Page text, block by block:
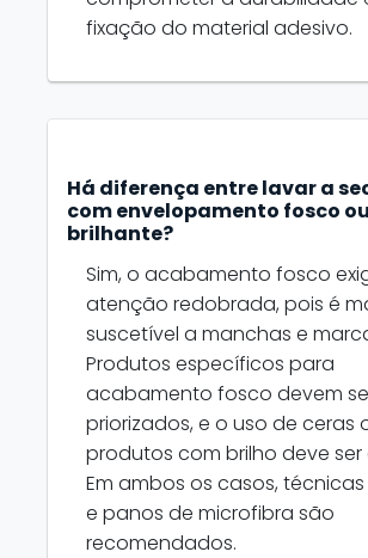
fixação do material adesivo.
Há diferença entre lavar a
com envelopamento fosco ou
brilhante?
Sim, o acabamento fosco
atenção redobrada, pois é
suscetível a manchas e
Produtos específicos para
acabamento fosco devem
priorizados, e o uso de ceras
produtos com brilho deve ser
Em ambos os casos,
e panos de microfibra são
recomendados.